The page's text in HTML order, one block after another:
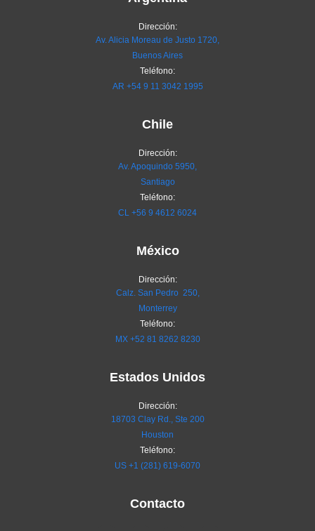
Dirección:
Av. Alicia Moreau de Justo 1720,
Buenos Aires
Teléfono:
AR +54 9 11 3042 1995
Chile
Dirección:
Av. Apoquindo 5950,
Santiago
Teléfono:
CL +56 9 4612 6024
México
Dirección:
Calz. San Pedro 250,
Monterrey
Teléfono:
MX +52 81 8262 8230
Estados Unidos
Dirección:
18703 Clay Rd., Ste 200
Houston
Teléfono:
US +1 (281) 619-6070
Contacto